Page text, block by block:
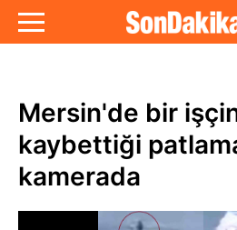
Mersin'de bir
kaybettiği
kamerada